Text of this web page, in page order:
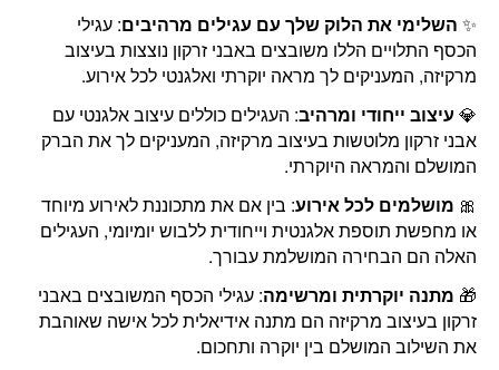
✨ השלימי את הלוק שלך עם עגילים מרהיבים: עגילי
הכסף התלויים הללו משובצים באבני זרקון נוצצות בעיצוב
מרקיזה, המעניקים לך מראה יוקרתי ואלגנטי לכל אירוע.
💎 עיצוב ייחודי ומרהיב: העגילים כוללים עיצוב אלגנטי עם
אבני זרקון מלוטשות בעיצוב מרקיזה, המעניקים לך את הברק
המושלם והמראה היוקרתי.
🎀 מושלמים לכל אירוע: בין אם את מתכוננת לאירוע מיוחד
או מחפשת תוספת אלגנטית וייחודית ללבוש יומיומי, העגילים
האלה הם הבחירה המושלמת עבורך.
🎁 מתנה יוקרתית ומרשימה: עגילי הכסף המשובצים באבני
זרקון בעיצוב מרקיזה הם מתנה אידיאלית לכל אישה שאוהבת
את השילוב המושלם בין יוקרה ותחכום.